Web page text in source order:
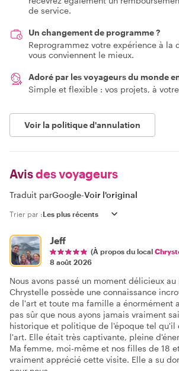
de service.
Un changement de programme ?
Reprogrammez votre expérience à la
vous conviennent le mieux.
Adoré par les voyageurs du monde
Simple et flexible : vos projets, à
Voir la politique d'annulation
Avisdes voyageurs
Traduit parGoogle-Voir l'original
Trier par :
Jeff
(À propos du local
8 août 2026
Nous avons passé un moment délicieux au
Chrystelle possède une connaissance
de l'art et toute ma famille a énormément
pas sûr que nous ayons jamais vraiment
historique et politique de l'époque tel qu'il
l'art. Elle était très captivante, pleine
Ma femme, moi-même et nos filles de 18
vraiment apprécié cette visite. Elle a su